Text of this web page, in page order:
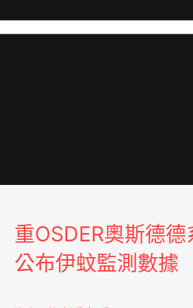
重OSDER奧斯德
公布伊蚊監測數據